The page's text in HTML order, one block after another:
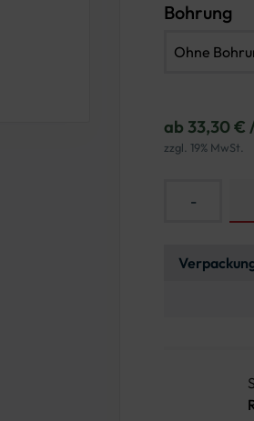
Bohrung
Ohne
ab 33,30 €
zzgl. 19% MwSt.
-